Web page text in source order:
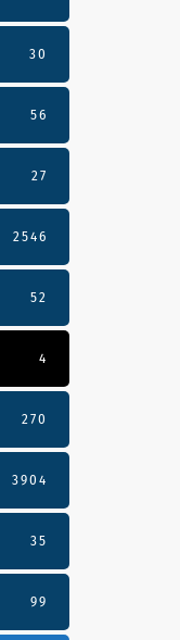
30
56
27
2546
52
4
270
3904
35
99